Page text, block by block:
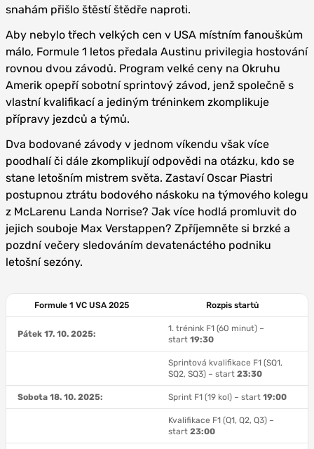
snahám přišlo štěstí štědře naproti.
Aby nebylo třech velkých cen v USA místním fanouškům
málo, Formule 1 letos předala Austinu privilegia hostování
rovnou dvou závodů. Program velké ceny na Okruhu
Amerik opepří sobotní sprintový závod, jenž společně s
vlastní kvalifikací a jediným tréninkem zkomplikuje
přípravy jezdců a týmů.
Dva bodované závody v jednom víkendu však více
poodhalí či dále zkomplikují odpovědi na otázku, kdo se
stane letošním mistrem světa. Zastaví Oscar Piastri
postupnou ztrátu bodového náskoku na týmového kolegu
z McLarenu Landa Norrise? Jak více hodlá promluvit do
jejich souboje Max Verstappen? Zpříjemněte si brzké a
pozdní večery sledováním devatenáctého podniku
letošní sezóny.
Formule 1 VC USA 2025 Rozpis startů
Pátek 17. 10. 2025:
1. trénink F1 (60 minut) –
start 19:30
Sprintová kvalifikace F1 (SQ1,
SQ2, SQ3) – start 23:30
Sobota 18. 10. 2025: Sprint F1 (19 kol) – start 19:00
Kvalifikace F1 (Q1, Q2, Q3) –
start 23:00